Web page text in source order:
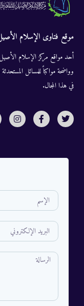
موقع فتاوى الإسلام
أحد مواقع مركز الإسلام
وواضحة مواكباً للمسائل
في هذا المجال.